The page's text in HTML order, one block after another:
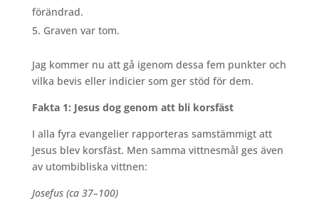
förändrad.
Graven var tom.
Jag kommer nu att gå igenom dessa fem punkter och
vilka bevis eller indicier som ger stöd för dem.
Fakta 1: Jesus dog genom att bli korsfäst
I alla fyra evangelier rapporteras samstämmigt att
Jesus blev korsfäst. Men samma vittnesmål ges även
av utombibliska vittnen:
Josefus (ca 37–100)